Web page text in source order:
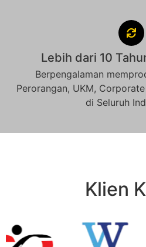
Lebih dari 10
Berpengalaman
Perorangan, UKM,
di Seluruh
Klien